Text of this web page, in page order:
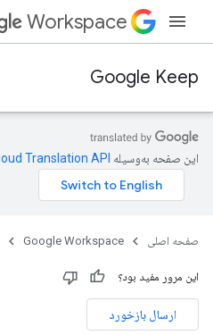
Workspace
Google Keep
این صفحه به‌وسیله
صفحه اصلی Google Workspace
این مرور مفید بود؟
ارسال بازخورد